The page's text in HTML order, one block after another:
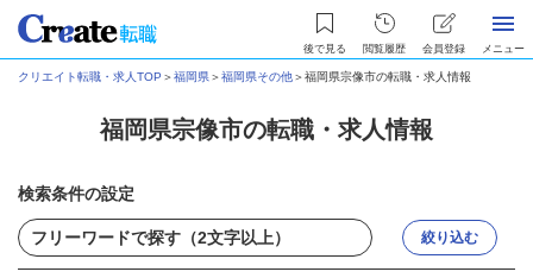
後で見る 閲覧履歴 会員登録 メニュー
クリエイト転職・求人TOP ＞福岡県＞福岡県その他＞福岡県宗像市の転職・求人情報
福岡県宗像市の転職・求人情報
検索条件の設定
絞り込む